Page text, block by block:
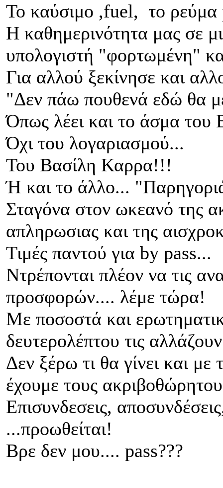
Το καύσιμο ,fuel, το ρεύμα
Η καθημερινότητα μας σε
υπολογιστή "φορτωμένη"
Για αλλού ξεκίνησε και
"Δεν πάω πουθενά εδώ θα
Όπως λέει και το άσμα
Όχι του λογαριασμού...
Του Βασίλη Καρρα!!!
Ή και το άλλο...
Σταγόνα στον ωκεανό της
απληρωσιας και της
Τιμές παντού για by pass...
Ντρέπονται πλέον να τις
προσφορών.... λέμε τώρα!
Με ποσοστά και
δευτερολέπτου τις
Δεν ξέρω τι θα γίνει και
έχουμε τους
Επισυνδεσεις,
...προωθείται!
Βρε δεν μου.... pass???